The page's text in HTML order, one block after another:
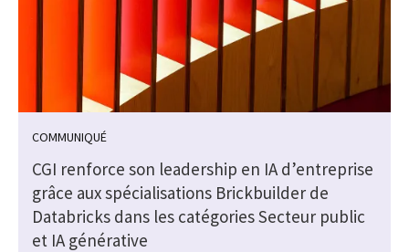
COMMUNIQUÉ
CGI renforce son leadership en IA d’entreprise
grâce aux spécialisations Brickbuilder de
Databricks dans les catégories Secteur public
et IA générative